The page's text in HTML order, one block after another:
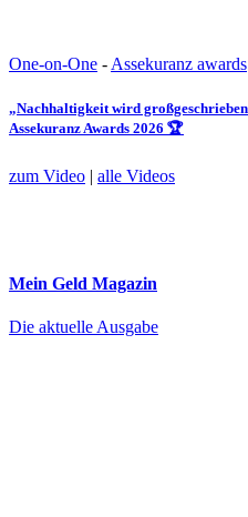
One-on-One -Assekuranz awards
„Nachhaltigkeit wird
Assekuranz Awards 2026 🏆
zum Video | alle Videos
Mein Geld Magazin
Die aktuelle Ausgabe